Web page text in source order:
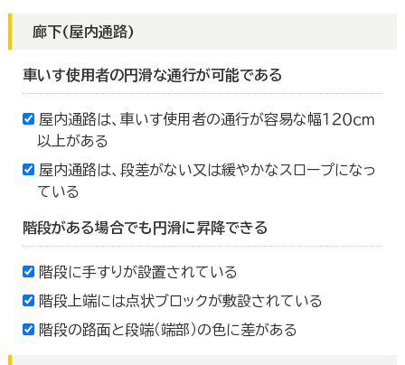
廊下(屋内通路)
車いす使用者の円滑な通行が可能である
屋内通路は、車いす使用者の通行が容易な幅１２０ｃｍ
以上がある
屋内通路は、段差がない又は緩やかなスロープになっ
ている
階段がある場合でも円滑に昇降できる
階段に手すりが設置されている
階段上端には点状ブロックが敷設されている
階段の路面と段端（端部）の色に差がある